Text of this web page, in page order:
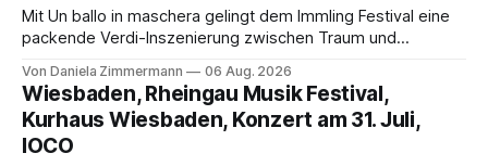
Mit Un ballo in maschera gelingt dem Immling Festival eine
packende Verdi-Inszenierung zwischen Traum und
psychologische Tiefe mit starken Bildern, getragen von
einem spielfreudigen Ensemble und einer musikalisch
überzeugenden Gesamtleistung.
Von Daniela Zimmermann 06 Aug. 2026
Wiesbaden, Rheingau Musik Festival,
Kurhaus Wiesbaden, Konzert am 31. Juli,
IOCO